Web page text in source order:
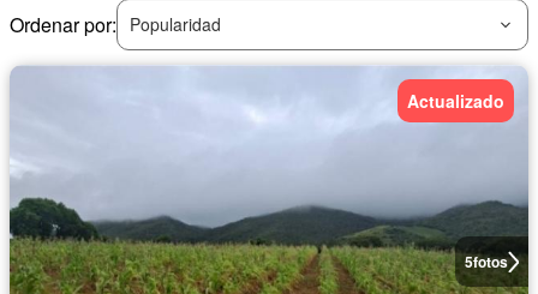
Ordenar por:
Popularidad
5fotos
Actualizado